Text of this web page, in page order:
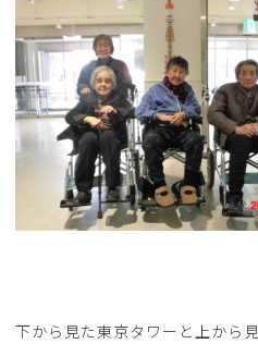
下から見た東京タワーと上から